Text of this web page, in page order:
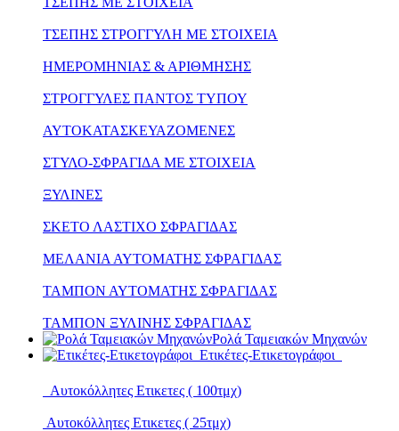
ΤΣΕΠΗΣ ΣΤΡΟΓΓΥΛΗ ΜΕ ΣΤΟΙΧΕΙΑ
ΗΜΕΡΟΜΗΝΙΑΣ & ΑΡΙΘΜΗΣΗΣ
ΣΤΡΟΓΓΥΛΕΣ ΠΑΝΤΟΣ ΤΥΠΟΥ
ΑΥΤΟΚΑΤΑΣΚΕΥΑΖΟΜΕΝΕΣ
ΣΤΥΛΟ-ΣΦΡΑΓΙΔΑ ΜΕ ΣΤΟΙΧΕΙΑ
ΞΥΛΙΝΕΣ
ΣΚΕΤΟ ΛΑΣΤΙΧΟ ΣΦΡΑΓΙΔΑΣ
ΜΕΛΑΝΙΑ ΑΥΤΟΜΑΤΗΣ ΣΦΡΑΓΙΔΑΣ
ΤΑΜΠΟΝ ΑΥΤΟΜΑΤΗΣ ΣΦΡΑΓΙΔΑΣ
ΤΑΜΠΟΝ ΞΥΛΙΝΗΣ ΣΦΡΑΓΙΔΑΣ
Ρολά Ταμειακών Μηχανών
Ετικέτες-Ετικετογράφοι
Αυτοκόλλητες Ετικετες ( 100τμχ)
Αυτοκόλλητες Ετικετες ( 25τμχ)